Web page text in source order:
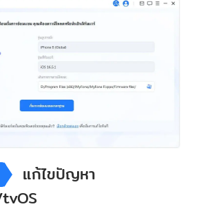
แก้ไขปัญหา